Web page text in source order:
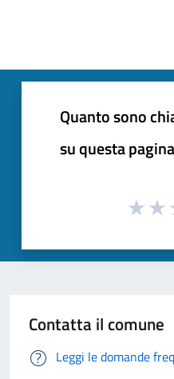
Quanto sono
su questa
Contatta il comune
Leggi le domande